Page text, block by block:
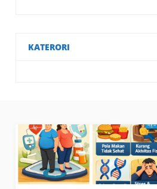
KATERORI